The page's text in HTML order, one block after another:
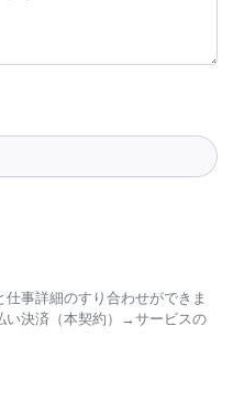
事詳細のすり合わせができま
い決済（本契約）→サービスの